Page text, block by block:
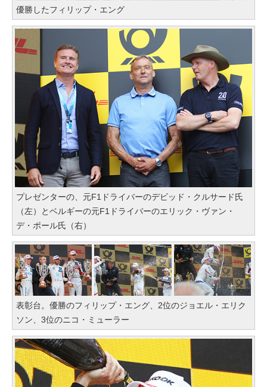
優勝したフィリップ・エング
プレゼンターの、元F1ドライバーのデビッド・クルサード氏
（左）とベルギーの元F1ドライバーのエリック・ヴァン・
デ・ポール氏（右）
表彰台。優勝のフィリップ・エング、2位のジョエル・エリク
ソン、3位のニコ・ミューラー